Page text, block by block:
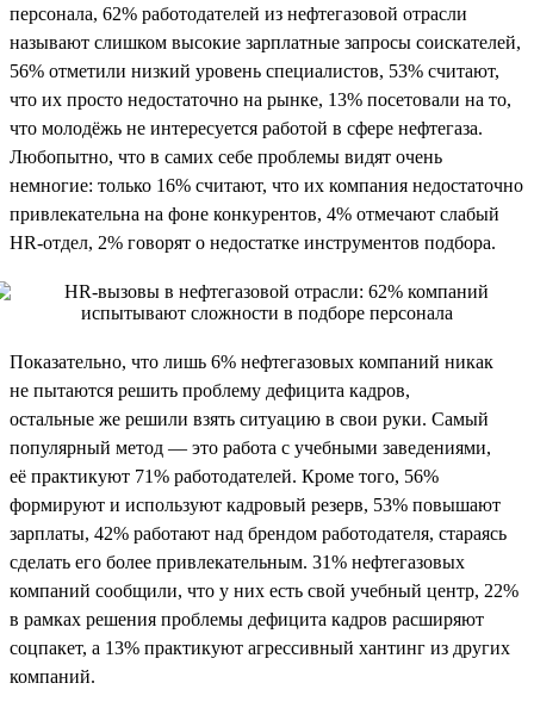
персонала, 62% работодателей из нефтегазовой отрасли
называют слишком высокие зарплатные запросы соискателей,
56% отметили низкий уровень специалистов, 53% считают,
что их просто недостаточно на рынке, 13% посетовали на то,
что молодёжь не интересуется работой в сфере нефтегаза.
Любопытно, что в самих себе проблемы видят очень
немногие: только 16% считают, что их компания недостаточно
привлекательна на фоне конкурентов, 4% отмечают слабый
HR-отдел, 2% говорят о недостатке инструментов подбора.
Показательно, что лишь 6% нефтегазовых компаний никак
не пытаются решить проблему дефицита кадров,
остальные же решили взять ситуацию в свои руки. Самый
популярный метод — это работа с учебными заведениями,
её практикуют 71% работодателей. Кроме того, 56%
формируют и используют кадровый резерв, 53% повышают
зарплаты, 42% работают над брендом работодателя, стараясь
сделать его более привлекательным. 31% нефтегазовых
компаний сообщили, что у них есть свой учебный центр, 22%
в рамках решения проблемы дефицита кадров расширяют
соцпакет, а 13% практикуют агрессивный хантинг из других
компаний.